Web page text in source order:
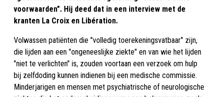
voorwaarden". Hij deed dat in een interview met de
kranten La Croix en Libération.
Volwassen patiënten die "volledig toerekeningsvatbaar" zijn,
die lijden aan een "ongeneeslijke ziekte" en van wie het lijden
"niet te verlichten" is, zouden voortaan een verzoek om hulp
bij zelfdoding kunnen indienen bij een medische commissie.
Minderjarigen en mensen met psychiatrische of neurologische